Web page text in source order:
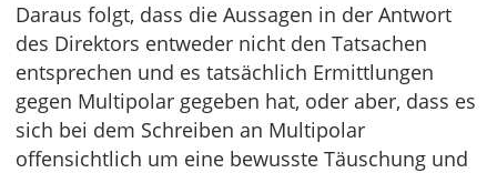
Daraus folgt, dass die Aussagen in der Antwort
des Direktors entweder nicht den Tatsachen
entsprechen und es tatsächlich Ermittlungen
gegen Multipolar gegeben hat, oder aber, dass es
sich bei dem Schreiben an Multipolar
offensichtlich um eine bewusste Täuschung und